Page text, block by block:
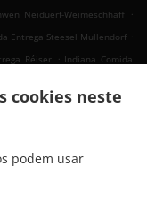
cookies neste
podem usar
Neiduerf-Weimeschhaff .
Entrega Steesel Mullendorf .
Réiser . Indiana Comida
Entrega Mondercange